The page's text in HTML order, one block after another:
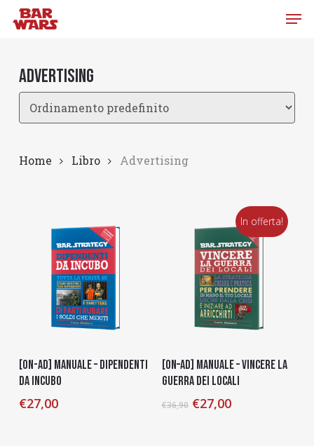
Skip
content
Advertising
Home Libro Advertising
Aggiungi Al Carrello
[on-ad] Manuale – Dipendenti
da Incubo
€27,00
In offerta!
Aggiungi Al Carrello
[on–ad] Manuale – Vincere la
Guerra dei Locali
€36,90 €27,00